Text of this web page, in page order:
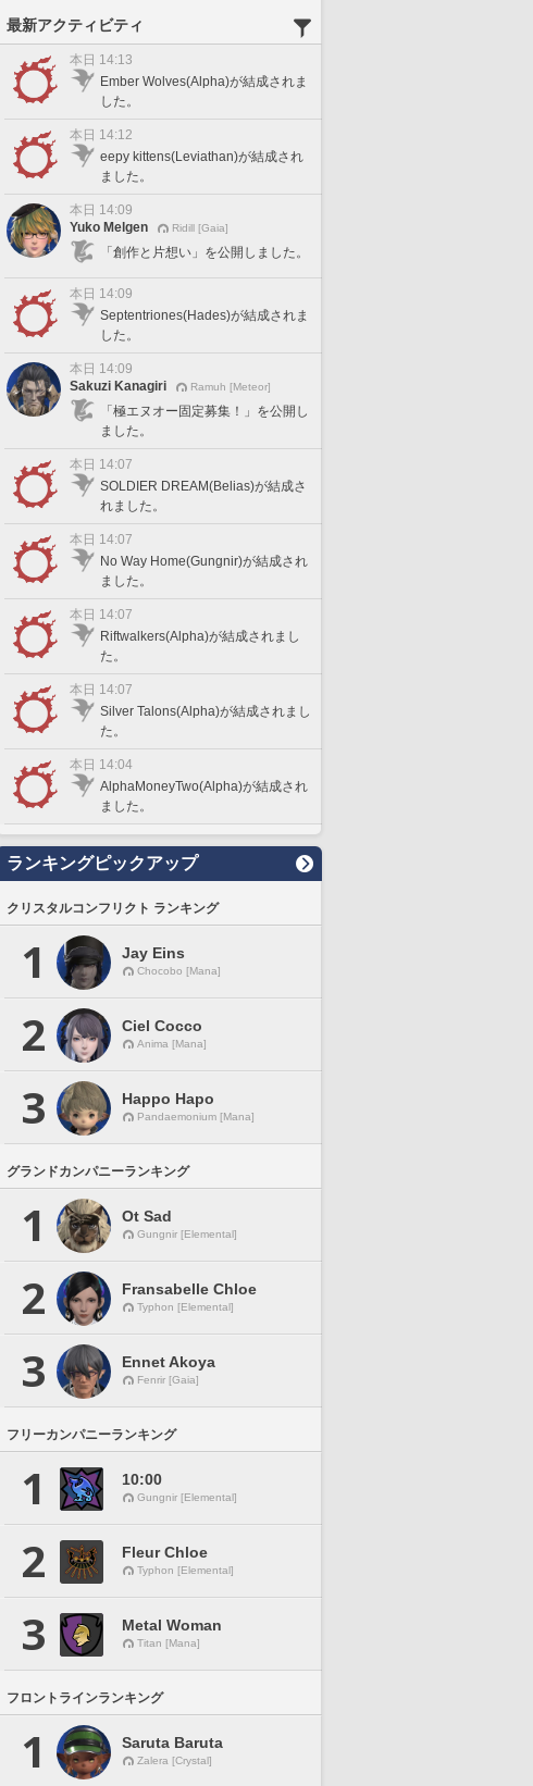
最新アクティビティ
本日 14:13
Ember Wolves(Alpha)が結成されま
した。
本日 14:12
eepy kittens(Leviathan)が結成され
ました。
本日 14:09
Yuko Melgen
Ridill [Gaia]
「創作と片想い」を公開しました。
本日 14:09
Septentriones(Hades)が結成されま
した。
本日 14:09
Sakuzi Kanagiri
Ramuh [Meteor]
「極エヌオー固定募集！」を公開し
ました。
本日 14:07
SOLDIER DREAM(Belias)が結成さ
れました。
本日 14:07
No Way Home(Gungnir)が結成され
ました。
本日 14:07
Riftwalkers(Alpha)が結成されまし
た。
本日 14:07
Silver Talons(Alpha)が結成されまし
た。
本日 14:04
AlphaMoneyTwo(Alpha)が結成され
ました。
ランキングピックアップ
クリスタルコンフリクト ランキング
1 Jay Eins
Chocobo [Mana]
2 Ciel Cocco
Anima [Mana]
3 Happo Hapo
Pandaemonium [Mana]
グランドカンパニーランキング
1 Ot Sad
Gungnir [Elemental]
2 Fransabelle Chloe
Typhon [Elemental]
3 Ennet Akoya
Fenrir [Gaia]
フリーカンパニーランキング
1 10:00
Gungnir [Elemental]
2 Fleur Chloe
Typhon [Elemental]
3 Metal Woman
Titan [Mana]
フロントラインランキング
1 Saruta Baruta
Zalera [Crystal]